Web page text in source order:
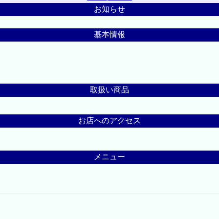
お知らせ
基本情報
取扱い商品
お店へのアクセス
メニュー